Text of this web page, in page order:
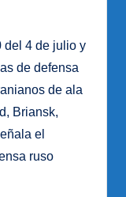
del 4 de julio y
de defensa
de ala
Briansk,
el
ruso